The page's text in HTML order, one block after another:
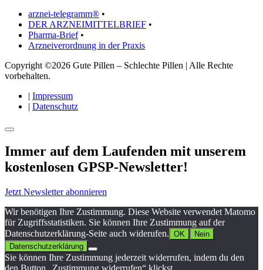
arznei-telegramm® •
DER ARZNEIMITTELBRIEF •
Pharma-Brief•
Arzneiverordnung in der Praxis
Copyright ©2026 Gute Pillen – Schlechte Pillen | Alle Rechte
vorbehalten.
| Impressum
| Datenschutz
Immer auf dem Laufenden mit unserem
kostenlosen GPSP-Newsletter!
Jetzt Newsletter abonnieren
Wir benötigen Ihre Zustimmung. Diese Website verwendet Matomo
für Zugriffsstatistiken. Sie können Ihre Zustimmung auf der
Datenschutzerklärung-Seite auch widerufen. OK
Nein
Datenschutzerklärung
Sie können Ihre Zustimmung jederzeit widerrufen, indem du den